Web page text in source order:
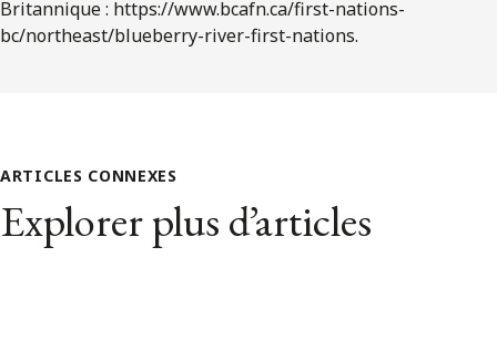
Britannique : https://www.bcafn.ca/first-nations-
bc/northeast/blueberry-river-first-nations.
ARTICLES CONNEXES
Explorer plus d’articles